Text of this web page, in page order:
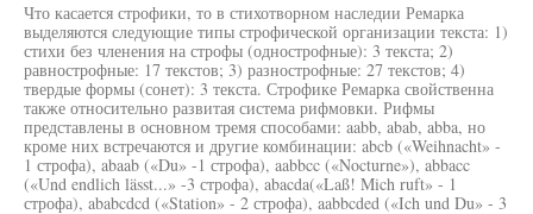
Что касается строфики, то в стихотворном наследии Ремарка
выделяются следующие типы строфической организации текста: 1)
стихи без членения на строфы (однострофные): 3 текста; 2)
равнострофные: 17 текстов; 3) разнострофные: 27 текстов; 4)
твердые формы (сонет): 3 текста. Строфике Ремарка свойственна
также относительно развитая система рифмовки. Рифмы
представлены в основном тремя способами: aabb, abab, abba, но
кроме них встречаются и другие комбинации: abcb («Weihnacht» -
1 строфа), abaab («Du» -1 строфа), aabbcc («Nocturne»), abbacc
(«Und endlich lässt...» -3 строфа), abacda(«Laß! Mich ruft» - 1
строфа), ababcdcd («Station» - 2 строфа), aabbcded («Ich und Du» - 3